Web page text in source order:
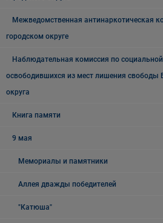
Межведомственная антинаркотическая
городском округе
Наблюдательная комиссия по
освободившихся из мест лишения свободы
округа
Книга памяти
9 мая
Мемориалы и памятники
Аллея дважды победителей
"Катюша"